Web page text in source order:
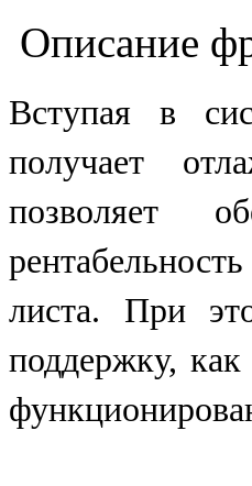
Описание
Вступая в
получает
позволяет
листа. При
поддержку,